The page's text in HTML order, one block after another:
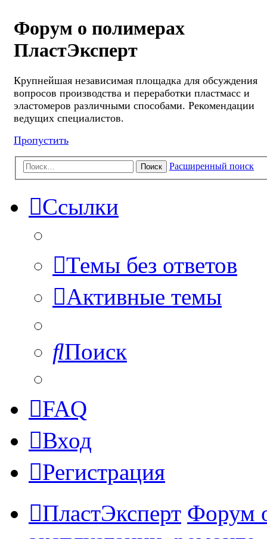
Форум о полимерах
ПластЭксперт
Крупнейшая независимая площадка для обсуждения
вопросов производства и переработки пластмасс и
эластомеров различными способами. Рекомендации
ведущих специалистов.
Пропустить
Поиск Расширенный поиск
Ссылки
Темы без ответов
Активные темы
Поиск
FAQ
Вход
Регистрация
ПластЭксперт Форум